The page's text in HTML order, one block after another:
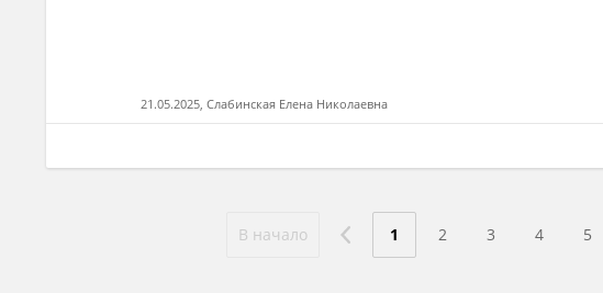
21.05.2025, Слабинская Елена Николаевна
В начало 1 2 3 4 5